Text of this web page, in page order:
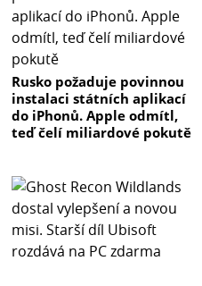
Rusko požaduje povinnou
instalaci státních aplikací
do iPhonů. Apple odmítl,
teď čelí miliardové pokutě